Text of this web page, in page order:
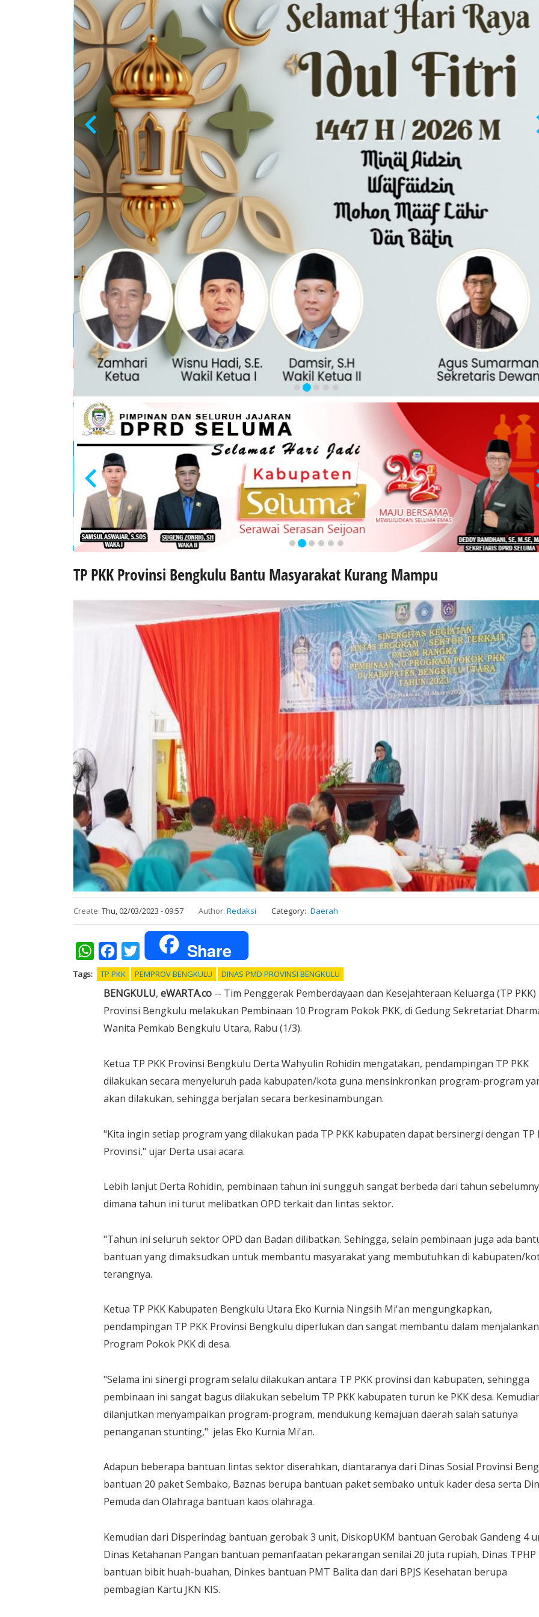
TP PKK Provinsi Bengkulu Bantu Masyarakat Kurang Mampu
Create: Thu, 02/03/2023 - 09:57 Author: Redaksi Category Daerah
WhatsAppFacebookTwitter Share
Tags TP PKK PEMPROV BENGKULU DINAS PMD PROVINSI BENGKULU
BENGKULU, eWARTA.co -- Tim Penggerak Pemberdayaan dan Kesejahteraan Keluarga (TP PKK)
Provinsi Bengkulu melakukan Pembinaan 10 Program Pokok PKK, di Gedung Sekretariat
Wanita Pemkab Bengkulu Utara, Rabu (1/3).
Ketua TP PKK Provinsi Bengkulu Derta Wahyulin Rohidin mengatakan, pendampingan TP PKK
dilakukan secara menyeluruh pada kabupaten/kota guna mensinkronkan program-program
akan dilakukan, sehingga berjalan secara berkesinambungan.
"Kita ingin setiap program yang dilakukan pada TP PKK kabupaten dapat bersinergi dengan TP
Provinsi," ujar Derta usai acara.
Lebih lanjut Derta Rohidin, pembinaan tahun ini sungguh sangat berbeda dari tahun
dimana tahun ini turut melibatkan OPD terkait dan lintas sektor.
"Tahun ini seluruh sektor OPD dan Badan dilibatkan. Sehingga, selain pembinaan juga ada
bantuan yang dimaksudkan untuk membantu masyarakat yang membutuhkan di kabupaten/
terangnya.
Ketua TP PKK Kabupaten Bengkulu Utara Eko Kurnia Ningsih Mi'an mengungkapkan,
pendampingan TP PKK Provinsi Bengkulu diperlukan dan sangat membantu dalam menjalankan
Program Pokok PKK di desa.
"Selama ini sinergi program selalu dilakukan antara TP PKK provinsi dan kabupaten, sehingga
pembinaan ini sangat bagus dilakukan sebelum TP PKK kabupaten turun ke PKK desa.
dilanjutkan menyampaikan program-program, mendukung kemajuan daerah salah satunya
penanganan stunting," jelas Eko Kurnia Mi'an.
Adapun beberapa bantuan lintas sektor diserahkan, diantaranya dari Dinas Sosial Provinsi
bantuan 20 paket Sembako, Baznas berupa bantuan paket sembako untuk kader desa serta
Pemuda dan Olahraga bantuan kaos olahraga.
Kemudian dari Disperindag bantuan gerobak 3 unit, DiskopUKM bantuan Gerobak Gandeng 4
Dinas Ketahanan Pangan bantuan pemanfaatan pekarangan senilai 20 juta rupiah, Dinas TPHP
bantuan bibit huah-buahan, Dinkes bantuan PMT Balita dan dari BPJS Kesehatan berupa
pembagian Kartu JKN KIS.